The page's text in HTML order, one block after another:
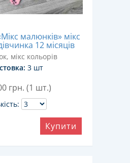
малюнків» мікс
12 місяців
мікс кольорів
3 шт
грн. (1 шт.)
Купити